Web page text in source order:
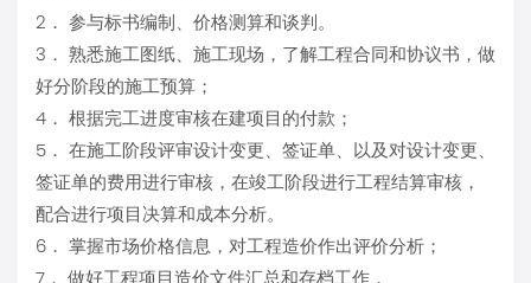
2． 参与标书编制、价格测算和谈判。
3． 熟悉施工图纸、施工现场，了解工程合同和协议书，做
好分阶段的施工预算；
4． 根据完工进度审核在建项目的付款；
5． 在施工阶段评审设计变更、签证单、以及对设计变更、
签证单的费用进行审核，在竣工阶段进行工程结算审核，
配合进行项目决算和成本分析。
6． 掌握市场价格信息，对工程造价作出评价分析；
7． 做好工程项目造价文件汇总和存档工作，